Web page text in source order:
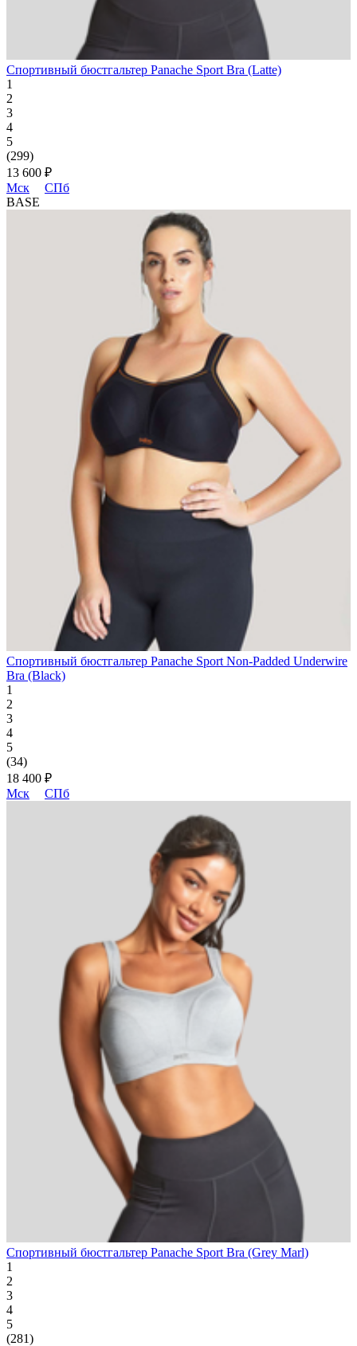
Спортивный бюстгальтер Panache Sport Bra (Latte)
1
2
3
4
5
(299)
13 600 ₽
Мск
СПб
BASE
Спортивный бюстгальтер Panache Sport Non-Padded Underwire
Bra (Black)
1
2
3
4
5
(34)
18 400 ₽
Мск
СПб
Спортивный бюстгальтер Panache Sport Bra (Grey Marl)
1
2
3
4
5
(281)